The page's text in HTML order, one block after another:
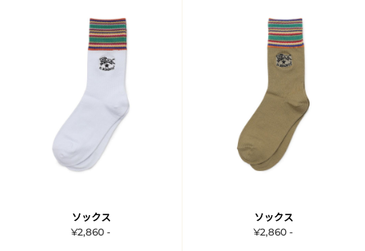
ソックス
¥2,860 -
ソックス
¥2,860 -